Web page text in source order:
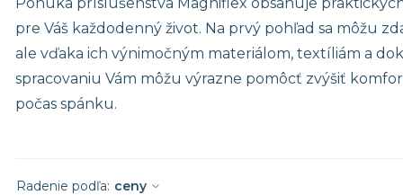
Stredne tuhé matrace
Tuhé matrace
Matrace
Matrace
Akýkoľvek
pre Váš každodenný život. Na prvý pohľad sa môžu
ale vďaka ich výnimočným materiálom, textíliám a
spracovaniu Vám môžu výrazne pomôcť zvýšiť
počas spánku.
Radenie podľa: ceny